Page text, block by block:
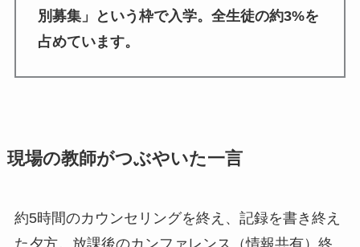
別募集」という枠で入学。全生徒の約3%を
占めています。
現場の教師がつぶやいた一言
約5時間のカウンセリングを終え、記録を書き終え